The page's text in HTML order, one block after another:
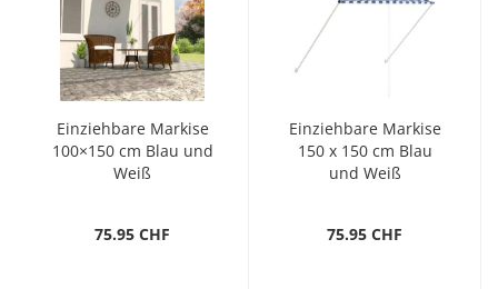
Einziehbare Markise
100×150 cm Blau und
Weiß
75.95 CHF
Einziehbare Markise
150 x 150 cm Blau
und Weiß
75.95 CHF